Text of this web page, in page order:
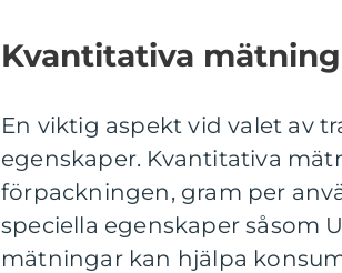
Kvantitativa
En viktig aspekt vid valet av
egenskaper. Kvantitativa
förpackningen, gram per
speciella egenskaper såsom
mätningar kan hjälpa